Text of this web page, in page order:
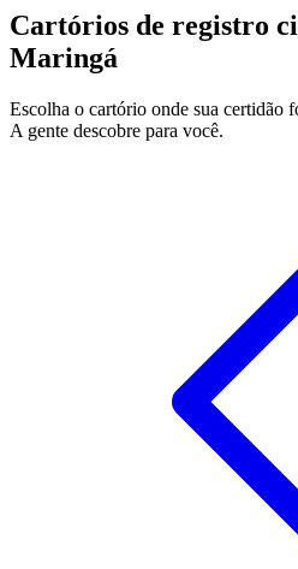
Cartórios de registro
Maringá
Escolha o cartório onde sua certidão
A gente descobre para você.